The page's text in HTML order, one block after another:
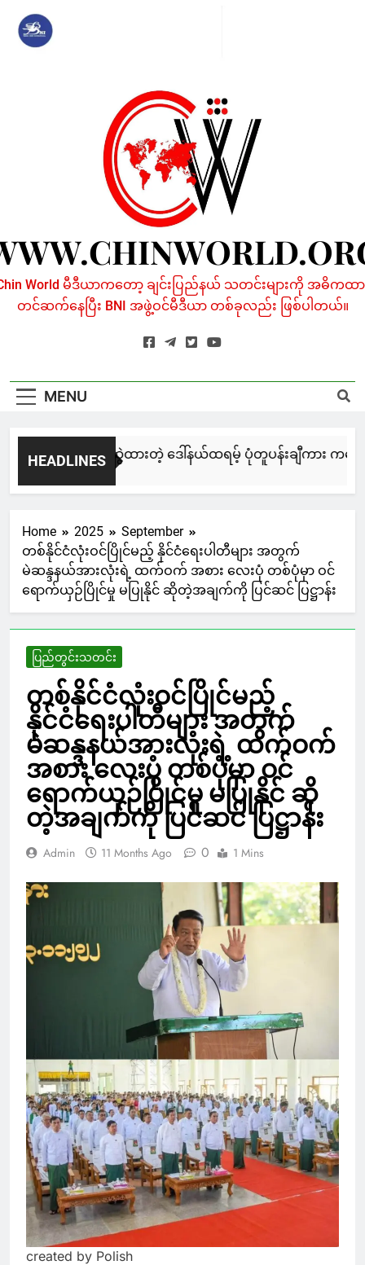
content
World မီဒီယာကတော့ ချင်းပြည်နယ် သတင်းများကို အဓိကထာ
တင်ဆက်နေပြီး BNI အဖွဲ့ဝင်မီဒီယာ တစ်ခုလည်း ဖြစ်ပါတယ်။
MENU
HEADLINES
မြင်းချေးနဲ့ ရေးဆွဲထားတဲ့ ဒေါ်နယ်ထရမ့် ပုံတူပန်းချီကား ကနေဒါ
2 Days Ago
Home 2025
September
တစ်နိုင်ငံလုံးဝင်ပြိုင်မည့် နိုင်ငံရေးပါတီများ အတွက်
မဲဆန္ဒနယ်အားလုံးရဲ့ ထက်ဝက် အစား လေးပုံ တစ်ပုံမှာ ဝင်
ရောက်ယှဉ်ပြိုင်မှု မပြုနိုင် ဆိုတဲ့အချက်ကို ပြင်ဆင် ပြဋ္ဌာန်း
ပြည်တွင်းသတင်း
တစ်နိုင်ငံလုံးဝင်ပြိုင်မည့်
နိုင်ငံရေးပါတီများ အတွက်
မဲဆန္ဒနယ်အားလုံးရဲ့ ထက်ဝက်
အစား လေးပုံ တစ်ပုံမှာ ဝင်
ရောက်ယှဉ်ပြိုင်မှု မပြုနိုင် ဆို
တဲ့အချက်ကို ပြင်ဆင် ပြဋ္ဌာန်း
Admin 11 Months Ago 0 1 Mins
created by Polish